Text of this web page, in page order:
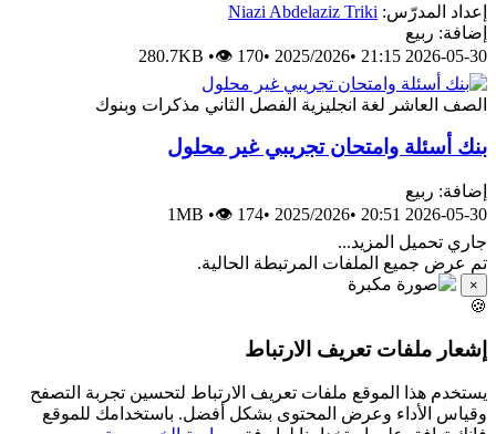
إعداد المدرّس: Niazi Abdelaziz Triki
إضافة: ربيع
2026-05-30 21:15
•
2025/2026
•
280.7KB •👁 170
الصف العاشر لغة انجليزية الفصل الثاني مذكرات وبنوك
بنك أسئلة وامتحان تجريبي غير محلول
إضافة: ربيع
2026-05-30 20:51
•
2025/2026
•
1MB •👁 174
جاري تحميل المزيد...
تم عرض جميع الملفات المرتبطة الحالية.
×
🍪
إشعار ملفات تعريف الارتباط
يستخدم هذا الموقع ملفات تعريف الارتباط لتحسين تجربة التصفح
وقياس الأداء وعرض المحتوى بشكل أفضل. باستخدامك للموقع